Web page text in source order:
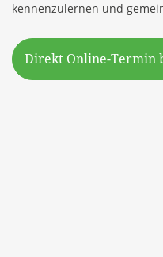
kennenzulernen und
Direkt Online-Termin